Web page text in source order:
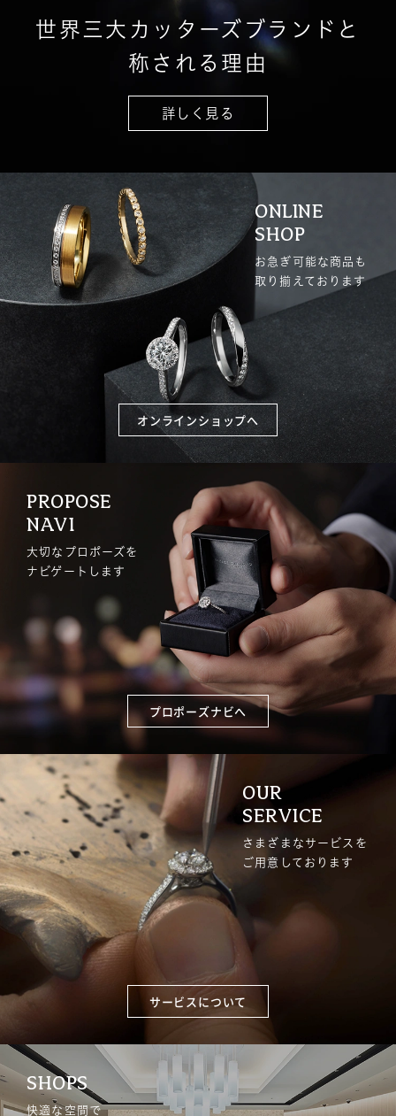
世界三大カッターズブランドと
称される理由
詳しく見る
ONLINE
SHOP
お急ぎ可能な商品も
取り揃えております
オンラインショップへ
PROPOSE
NAVI
大切なプロポーズを
ナビゲートします
プロポーズナビへ
OUR
SERVICE
さまざまなサービスを
ご用意しております
サービスについて
SHOPS
快適な空間で